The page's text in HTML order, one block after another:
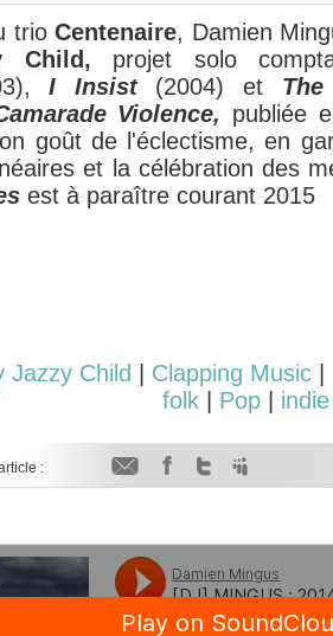
trioCentenaire, Damien
Child, projet solo
I Insist(2004) et
Violence, publiée
goût de l'éclectisme, en
et la célébration des
est à paraître courant 2015
Jazzy Child Clapping Music|
folk| Pop| indie
: